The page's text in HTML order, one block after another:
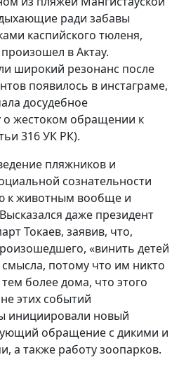
ради забавы
каспийского тюленя,
в Актау.
широкий резонанс после
появилось в инстаграме,
досудебное
о жестоком обращении к
316 УК РК).
пляжников и
сознательности
к животным вообще и
даже президент
Токаев, заявив, что,
«винить детей
потому что им никто
более дома, что этого
этих событий
инициировали новый
обращение с дикими и
также работу зоопарков.